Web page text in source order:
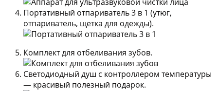
Портативный отпариватель 3 в 1 (утюг,
отпариватель, щетка для одежды).
Комплект для отбеливания зубов.
Светодиодный душ с контроллером температуры
— красивый полезный подарок.